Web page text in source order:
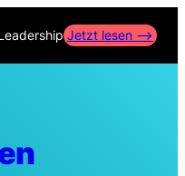
Jetzt lesen –>